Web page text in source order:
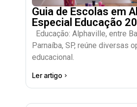
Guia de Escolas em
Especial Educação
Educação: Alphaville, entre
Parnaíba, SP, reúne diversas
educacional.
Ler artigo